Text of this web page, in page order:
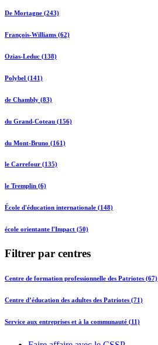
De Mortagne (243)
François-Williams (62)
Ozias-Leduc (138)
Polybel (141)
de Chambly (83)
du Grand-Coteau (156)
du Mont-Bruno (161)
le Carrefour (135)
le Tremplin (6)
École d'éducation internationale (148)
école orientante l'Impact (50)
Filtrer par centres
Centre de formation professionnelle des Patriotes (67)
Centre d’éducation des adultes des Patriotes (71)
Service aux entreprises et à la communauté (11)